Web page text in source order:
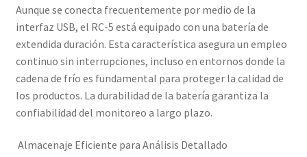
Aunque se conecta frecuentemente por medio de la
interfaz USB, el RC-5 está equipado con una batería de
extendida duración. Esta característica asegura un empleo
continuo sin interrupciones, incluso en entornos donde la
cadena de frío es fundamental para proteger la calidad de
los productos. La durabilidad de la batería garantiza la
confiabilidad del monitoreo a largo plazo.
Almacenaje Eficiente para Análisis Detallado